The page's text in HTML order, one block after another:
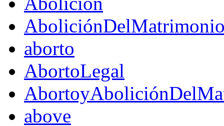
aborto
AbortoLegal
above